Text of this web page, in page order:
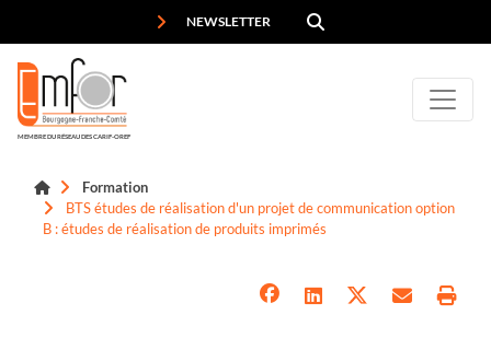
NEWSLETTER
MEMBRE DU RÉSEAU DES CARIF-OREF
Formation
BTS études de réalisation d'un projet de communication option
B : études de réalisation de produits imprimés
Panneau de gestion des cookies